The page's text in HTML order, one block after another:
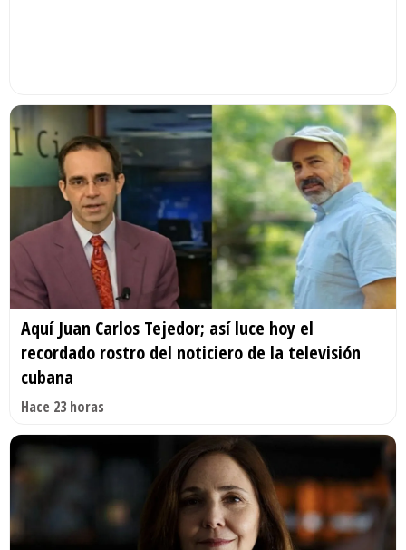
Aquí Juan Carlos Tejedor; así luce hoy el
recordado rostro del noticiero de la televisión
cubana
Hace 23 horas